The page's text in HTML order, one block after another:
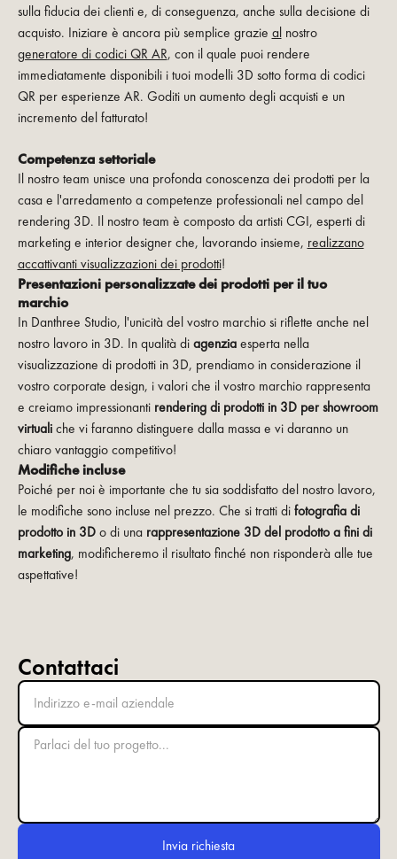
sulla fiducia dei clienti e, di conseguenza, anche sulla decisione di
acquisto. Iniziare è ancora più semplice grazie alnostro
generatore di codici QR AR, con il quale puoi rendere
immediatamente disponibili i tuoi modelli 3D sotto forma di codici
QR per esperienze AR. Goditi un aumento degli acquisti e un
incremento del fatturato!
Competenza settoriale
Il nostro team unisce una profonda conoscenza dei prodotti per la
casa e l'arredamento a competenze professionali nel campo del
rendering 3D. Il nostro team è composto da artisti CGI, esperti di
marketing e interior designer che, lavorando insieme, realizzano
accattivanti visualizzazioni dei prodotti!
Presentazioni personalizzate dei prodotti per il tuo
marchio
In Danthree Studio, l'unicità del vostro marchio si riflette anche nel
nostro lavoro in 3D. In qualità di agenziaesperta nella
visualizzazione di prodotti in 3D, prendiamo in considerazione il
vostro corporate design, i valori che il vostro marchio rappresenta
e creiamo impressionanti rendering di prodotti in 3D per showroom
virtualiche vi faranno distinguere dalla massa e vi daranno un
chiaro vantaggio competitivo!
Modifiche incluse
Poiché per noi è importante che tu sia soddisfatto del nostro lavoro,
le modifiche sono incluse nel prezzo. Che si tratti di fotografia di
prodotto in 3Do di una rappresentazione 3D del prodotto a fini di
marketing, modificheremo il risultato finché non risponderà alle tue
aspettative!
Contattaci